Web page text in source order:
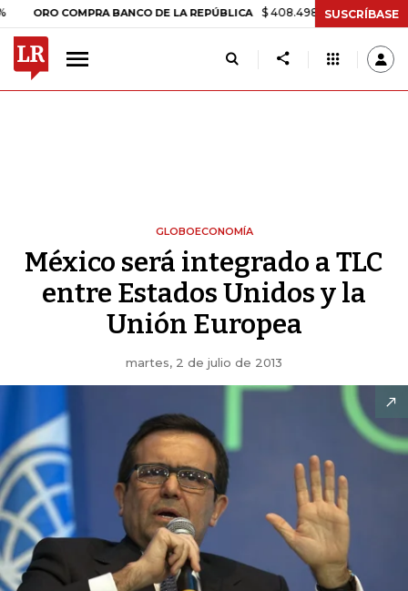
COMPRA BANCO DE LA REPÚBLICA $ 408.498,97 +$ 8.753,81 +2,19%
SUSCRÍBASE
GLOBOECONOMÍA
México será integrado a TLC
entre Estados Unidos y la
Unión Europea
martes, 2 de julio de 2013